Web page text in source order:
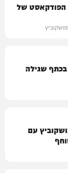
מבפנים: הפודקאסט של
שגילה
עם